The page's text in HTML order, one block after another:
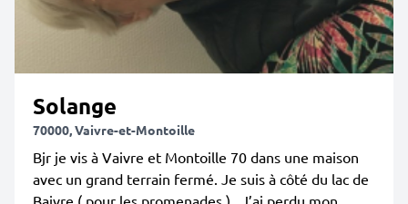
Solange
70000, Vaivre-et-Montoille
Bjr je vis à Vaivre et Montoille 70 dans une maison
avec un grand terrain fermé. Je suis à côté du lac de
Baivre ( pour les promenades ) . J’ai perdu mon